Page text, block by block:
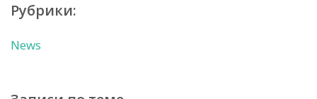
Рубрики:
News